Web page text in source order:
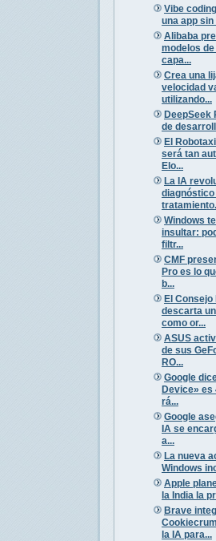
Vibe
una app sin
Alibaba
modelos de
capa...
Crea una
velocidad
utilizando...
DeepSeek
de
El
será tan
Elo...
La IA
diagnóstico
Windows
insultar:
filtr...
CMF
Pro es lo
b...
El Consejo
descarta
como or...
ASUS
de sus
RO...
Google
Device» es
rá...
Google
IA se
a...
La nueva
Windows
Apple
la India la
Brave
la IA para...